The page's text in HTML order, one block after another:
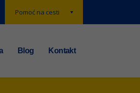
Pomoć na cesti
Blog Kontakt